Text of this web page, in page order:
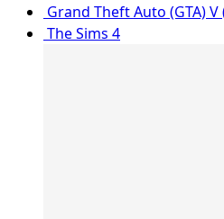
Grand Theft Auto (GTA) V
The Sims 4